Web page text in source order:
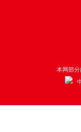
本网部